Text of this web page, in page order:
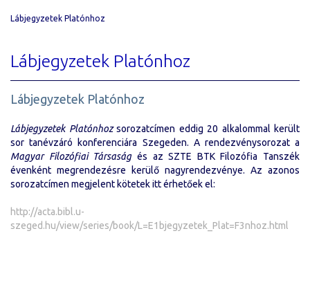
Lábjegyzetek Platónhoz
Lábjegyzetek Platónhoz
Lábjegyzetek Platónhoz
Lábjegyzetek Platónhozsorozat­címen eddig 20 alkalommal került
sor tanévzáró konferenciára Szegeden. A rendezvénysorozat a
Magyar Filozófiai Társaságés az SZTE BTK Filozófia Tanszék
évenként megrendezésre kerülő nagyrendezvénye. Az azonos
sorozatcímen megjelent kötetek itt érhetőek el:
http://acta.bibl.u-
szeged.hu/view/series/book/L=E1bjegyzetek_Plat=F3nhoz.html